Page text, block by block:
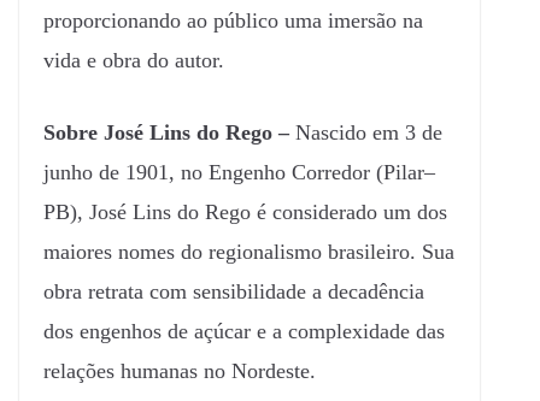
proporcionando ao público uma imersão na
vida e obra do autor.
Sobre José Lins do Rego – Nascido em 3 de
junho de 1901, no Engenho Corredor (Pilar–
PB), José Lins do Rego é considerado um dos
maiores nomes do regionalismo brasileiro. Sua
obra retrata com sensibilidade a decadência
dos engenhos de açúcar e a complexidade das
relações humanas no Nordeste.